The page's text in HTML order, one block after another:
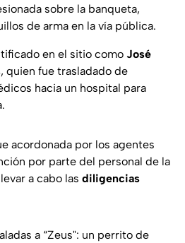
sobre la banqueta,
de arma en la vía pública.
en el sitio como José
, quien fue trasladado de
hacia un hospital para
acordonada por los agentes
por parte del personal de la
a cabo las diligencias
a “Zeus": un perrito de